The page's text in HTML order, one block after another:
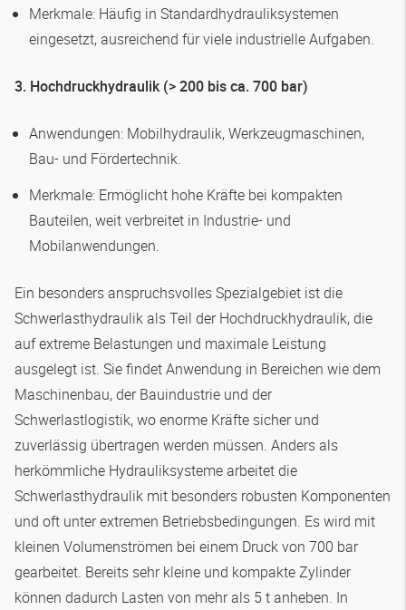
Merkmale: Häufig in Standardhydrauliksystemen
eingesetzt, ausreichend für viele industrielle Aufgaben.
3. Hochdruckhydraulik (> 200 bis ca. 700 bar)
Anwendungen: Mobilhydraulik, Werkzeugmaschinen,
Bau- und Fördertechnik.
Merkmale: Ermöglicht hohe Kräfte bei kompakten
Bauteilen, weit verbreitet in Industrie- und
Mobilanwendungen.
Ein besonders anspruchsvolles Spezialgebiet ist die
Schwerlasthydraulik als Teil der Hochdruckhydraulik, die
auf extreme Belastungen und maximale Leistung
ausgelegt ist. Sie findet Anwendung in Bereichen wie dem
Maschinenbau, der Bauindustrie und der
Schwerlastlogistik, wo enorme Kräfte sicher und
zuverlässig übertragen werden müssen. Anders als
herkömmliche Hydrauliksysteme arbeitet die
Schwerlasthydraulik mit besonders robusten Komponenten
und oft unter extremen Betriebsbedingungen. Es wird mit
kleinen Volumenströmen bei einem Druck von 700 bar
gearbeitet. Bereits sehr kleine und kompakte Zylinder
können dadurch Lasten von mehr als 5 t anheben. In